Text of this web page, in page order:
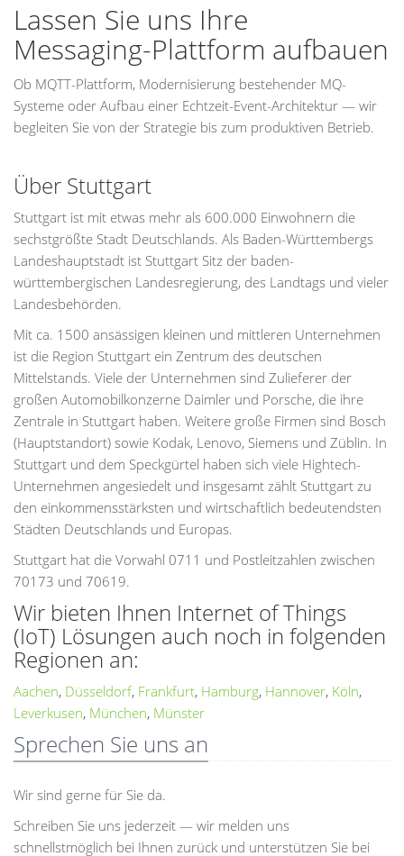
Lassen Sie uns Ihre
Messaging-Plattform aufbauen
Ob MQTT-Plattform, Modernisierung bestehender MQ-
Systeme oder Aufbau einer Echtzeit-Event-Architektur — wir
begleiten Sie von der Strategie bis zum produktiven Betrieb.
Über Stuttgart
Stuttgart ist mit etwas mehr als 600.000 Einwohnern die
sechstgrößte Stadt Deutschlands. Als Baden-Württembergs
Landeshauptstadt ist Stuttgart Sitz der baden-
württembergischen Landesregierung, des Landtags und vieler
Landesbehörden.
Mit ca. 1500 ansässigen kleinen und mittleren Unternehmen
ist die Region Stuttgart ein Zentrum des deutschen
Mittelstands. Viele der Unternehmen sind Zulieferer der
großen Automobilkonzerne Daimler und Porsche, die ihre
Zentrale in Stuttgart haben. Weitere große Firmen sind Bosch
(Hauptstandort) sowie Kodak, Lenovo, Siemens und Züblin. In
Stuttgart und dem Speckgürtel haben sich viele Hightech-
Unternehmen angesiedelt und insgesamt zählt Stuttgart zu
den einkommensstärksten und wirtschaftlich bedeutendsten
Städten Deutschlands und Europas.
Stuttgart hat die Vorwahl 0711 und Postleitzahlen zwischen
70173 und 70619.
Wir bieten Ihnen Internet of Things
(IoT) Lösungen auch noch in folgenden
Regionen an:
Aachen, Düsseldorf, Frankfurt, Hamburg, Hannover, Köln,
Leverkusen, München, Münster
Sprechen Sie uns an
Wir sind gerne für Sie da.
Schreiben Sie uns jederzeit — wir melden uns
schnellstmöglich bei Ihnen zurück und unterstützen Sie bei